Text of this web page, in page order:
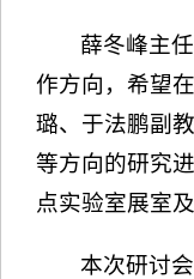
薛冬峰主
作方向，希望
璐、于法鹏副
等方向的研究
点实验室展室
本次研讨